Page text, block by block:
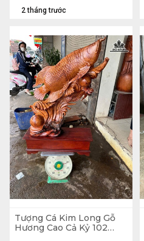
2 tháng trước
Tượng Cá Kim Long Gỗ
Hương Cao Cả Kỷ 102